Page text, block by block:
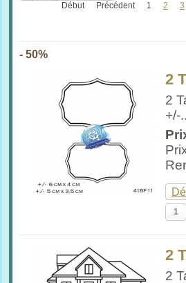
Début
Précédent 1 2 3
- 50%
2
2
+/-
2
2